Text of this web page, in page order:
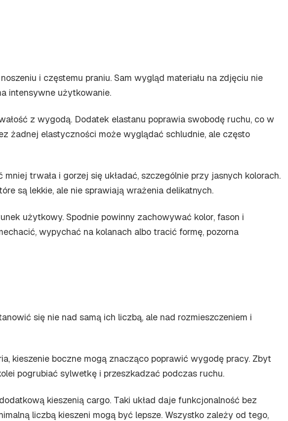
i częstemu praniu. Sam wygląd materiału na zdjęciu nie
intensywne użytkowanie.
z wygodą. Dodatek elastanu poprawia swobodę ruchu, co w
żadnej elastyczności może wyglądać schludnie, ale często
trwała i gorzej się układać, szczególnie przy jasnych kolorach.
są lekkie, ale nie sprawiają wrażenia delikatnych.
użytkowy. Spodnie powinny zachowywać kolor, fason i
wypychać na kolanach albo tracić formę, pozorna
się nie nad samą ich liczbą, ale nad rozmieszczeniem i
kieszenie boczne mogą znacząco poprawić wygodę pracy. Zbyt
pogrubiać sylwetkę i przeszkadzać podczas ruchu.
kieszenią cargo. Taki układ daje funkcjonalność bez
liczbą kieszeni mogą być lepsze. Wszystko zależy od tego,